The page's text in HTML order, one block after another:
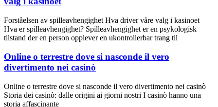
Forståelsen av spilleavhengighet Hva driver våre valg i kasinoet
Hva er spilleavhengighet? Spilleavhengighet er en psykologisk
tilstand der en person opplever en ukontrollerbar trang til
Online o terrestre dove si nasconde il vero
divertimento nei casinò
Online o terrestre dove si nasconde il vero divertimento nei casinò
Storia dei casinò: dalle origini ai giorni nostri I casinò hanno una
storia affascinante